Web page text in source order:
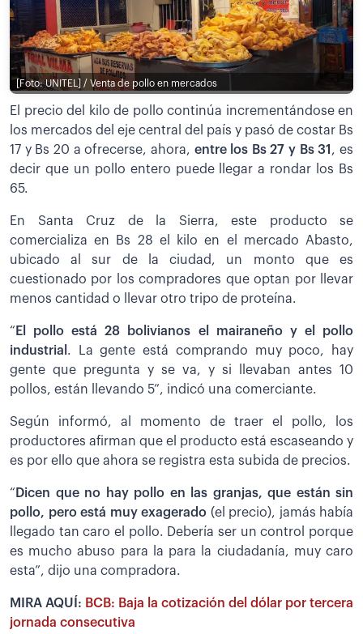
[Foto: UNITEL] / Venta de pollo en mercados
El precio del kilo de pollo continúa incrementándose en
los mercados del eje central del país y pasó de costar Bs
17 y Bs 20 a ofrecerse, ahora, entre los Bs 27 y Bs 31 , es
decir que un pollo entero puede llegar a rondar los Bs
65.
En Santa Cruz de la Sierra, este producto se
comercializa en Bs 28 el kilo en el mercado Abasto,
ubicado al sur de la ciudad, un monto que es
cuestionado por los compradores que optan por llevar
menos cantidad o llevar otro tripo de proteína.
“ El pollo está 28 bolivianos el mairaneño y el pollo
industrial . La gente está comprando muy poco, hay
gente que pregunta y se va, y si llevaban antes 10
pollos, están llevando 5”, indicó una comerciante.
Según informó, al momento de traer el pollo, los
productores afirman que el producto está escaseando y
es por ello que ahora se registra esta subida de precios.
“ Dicen que no hay pollo en las granjas, que están sin
pollo, pero está muy exagerado (el precio), jamás había
llegado tan caro el pollo. Debería ser un control porque
es mucho abuso para la para la ciudadanía, muy caro
esta”, dijo una compradora.
MIRA AQUÍ: BCB: Baja la cotización del dólar por tercera
jornada consecutiva